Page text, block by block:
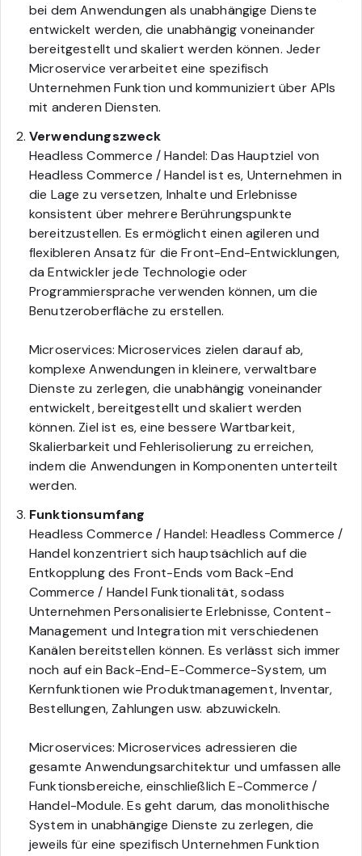
bei dem Anwendungen als unabhängige Dienste
entwickelt werden, die unabhängig voneinander
bereitgestellt und skaliert werden können. Jeder
Microservice verarbeitet eine spezifisch
Unternehmen Funktion und kommuniziert über APIs
mit anderen Diensten.
Verwendungszweck
Headless Commerce / Handel: Das Hauptziel von
Headless Commerce / Handel ist es, Unternehmen in
die Lage zu versetzen, Inhalte und Erlebnisse
konsistent über mehrere Berührungspunkte
bereitzustellen. Es ermöglicht einen agileren und
flexibleren Ansatz für die Front-End-Entwicklungen,
da Entwickler jede Technologie oder
Programmiersprache verwenden können, um die
Benutzeroberfläche zu erstellen.
Microservices: Microservices zielen darauf ab,
komplexe Anwendungen in kleinere, verwaltbare
Dienste zu zerlegen, die unabhängig voneinander
entwickelt, bereitgestellt und skaliert werden
können. Ziel ist es, eine bessere Wartbarkeit,
Skalierbarkeit und Fehlerisolierung zu erreichen,
indem die Anwendungen in Komponenten unterteilt
werden.
Funktionsumfang
Headless Commerce / Handel: Headless Commerce /
Handel konzentriert sich hauptsächlich auf die
Entkopplung des Front-Ends vom Back-End
Commerce / Handel Funktionalität, sodass
Unternehmen Personalisierte Erlebnisse, Content-
Management und Integration mit verschiedenen
Kanälen bereitstellen können. Es verlässt sich immer
noch auf ein Back-End-E-Commerce-System, um
Kernfunktionen wie Produktmanagement, Inventar,
Bestellungen, Zahlungen usw. abzuwickeln.
Microservices: Microservices adressieren die
gesamte Anwendungsarchitektur und umfassen alle
Funktionsbereiche, einschließlich E-Commerce /
Handel-Module. Es geht darum, das monolithische
System in unabhängige Dienste zu zerlegen, die
jeweils für eine spezifisch Unternehmen Funktion